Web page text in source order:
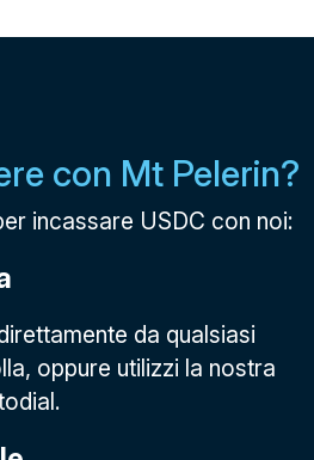
con Mt Pelerin?
incassare USDC con noi:
da qualsiasi
oppure utilizzi la nostra